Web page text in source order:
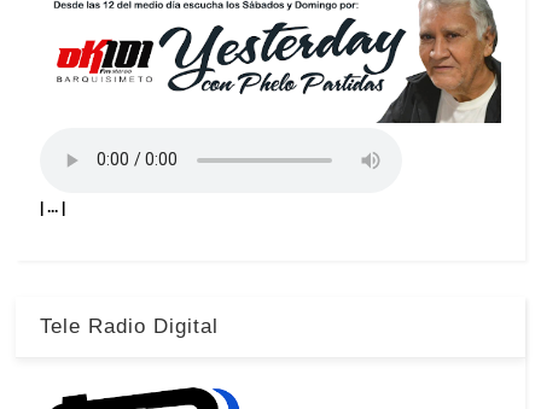
| ... |
Tele Radio Digital